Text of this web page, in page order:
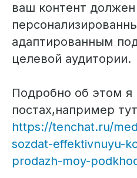
ваш контент
адаптированным
целевой аудитории.
Подробно об этом я
постах,например тут
https://tenchat.ru/
sozdat-effektivnuyu-
prodazh-moy-